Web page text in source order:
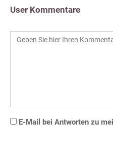
User Kommentare
E-Mail bei Antworten zu